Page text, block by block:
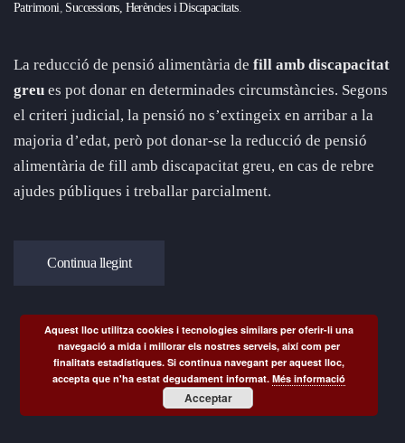
Patrimoni, Successions, Herències i Discapacitats.
La reducció de pensió alimentària de fill amb discapacitat
greu es pot donar en determinades circumstàncies. Segons
el criteri judicial, la pensió no s’extingeix en arribar a la
majoria d’edat, però pot donar-se la reducció de pensió
alimentària de fill amb discapacitat greu, en cas de rebre
ajudes públiques i treballar parcialment.
Continua llegint
Aquest lloc utilitza cookies i tecnologies similars per oferir-li una
navegació a mida i millorar els nostres serveis, així com per
finalitats estadístiques. Si continua navegant per aquest lloc,
accepta que n'ha estat degudament informat.Més informació
Acceptar